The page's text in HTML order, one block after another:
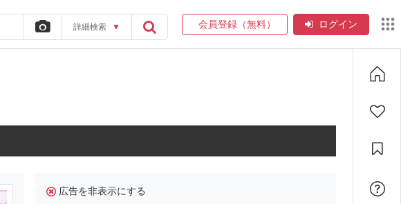
詳細検索 ▼ 会員登録（無料） ログイン
広告を非表示にする